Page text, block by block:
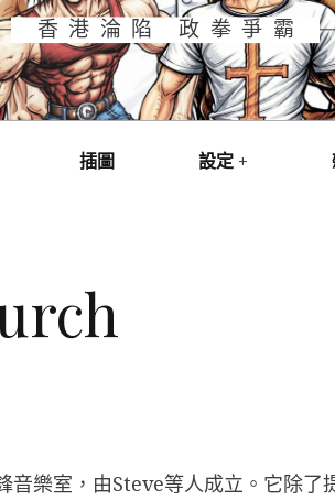
香港淪陷 政拳爭霸
插圖 設定
樂室，由Steve等人成立。它除了